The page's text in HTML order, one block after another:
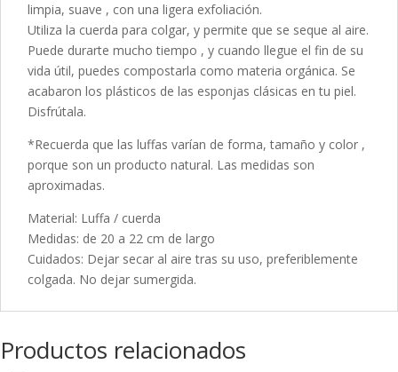
limpia, suave , con una ligera exfoliación.
Utiliza la cuerda para colgar, y permite que se seque al aire.
Puede durarte mucho tiempo , y cuando llegue el fin de su
vida útil, puedes compostarla como materia orgánica. Se
acabaron los plásticos de las esponjas clásicas en tu piel.
Disfrútala.
*Recuerda que las luffas varían de forma, tamaño y color ,
porque son un producto natural. Las medidas son
aproximadas.
Material: Luffa / cuerda
Medidas: de 20 a 22 cm de largo
Cuidados: Dejar secar al aire tras su uso, preferiblemente
colgada. No dejar sumergida.
Productos relacionados